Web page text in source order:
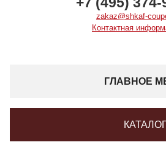
zakaz@shkaf-
Контактная
ГЛАВНОЕ